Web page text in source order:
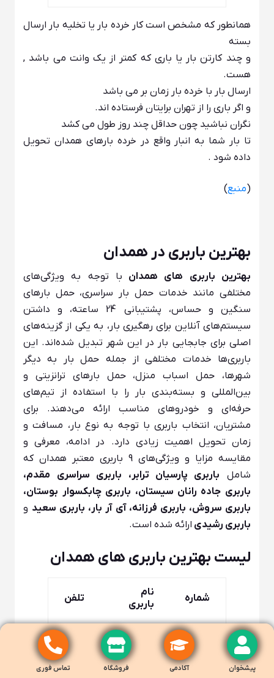
همانطور که مشخص است کار خرده بار یا تخلیه بار ارسال
بسته
و چند کارتن بار یا باری که کمتر از یک وانت می باشد ,
هست.
ارسال بار با خرده بار زمان بر می باشد
و اگر باری را از تهران برایتان فرستاده اند.
نگران نباشید چون حداقل چند روز طول می کشد
تا بار شما به انبار واقع در خرده بارهای همدان تحویل
داده شود .
(منبع)
بهترین باربری در همدان
بهترین باربری‌ های همدان با توجه به ویژگی‌های
مختلفی مانند خدمات حمل بار سراسری، حمل بارهای
سنگین و حساس، پشتیبانی 24 ساعته، و داشتن
سیستم‌های آنلاین برای رهگیری بار، به یکی از گزینه‌های
اصلی برای جابجایی بار در این شهر تبدیل شده‌اند. این
باربری‌ها خدمات مختلفی از جمله حمل بار به دیگر
شهرها، حمل اسباب منزل، حمل بارهای ترانزیتی و
بین‌المللی و بسته‌بندی بار را با استفاده از تیم‌های
حرفه‌ای و خودروهای مناسب ارائه می‌دهند. برای
مشتریان، انتخاب باربری با توجه به نوع بار، مسافت و
زمان تحویل اهمیت زیادی دارد. در ادامه، معرفی و
مقایسه مزایا و ویژگی‌های 9 باربری معتبر همدان که
شامل باربری پارسیان ترابر، باربری سراسری مقدم،
باربری جاده رانان سیستان، باربری چابکسوار بوستان،
باربری سروش، باربری فرزانه، آی آر بار، باربری سعید و
باربری رشیدی ارائه شده است.
لیست بهترین باربری های همدان
شماره
نام
باربری
تلفن
پیشخوان آکادمی فروشگاه تماس فوری